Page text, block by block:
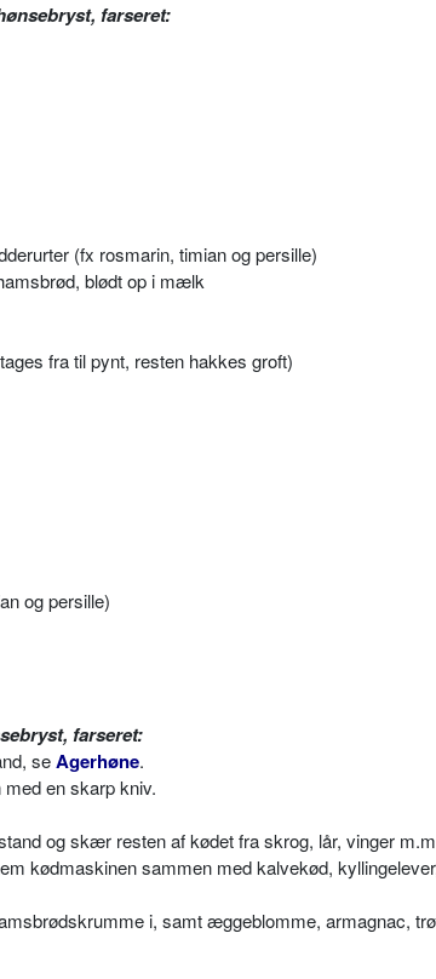
farseret:
(fx rosmarin, timian og persille)
blødt op i mælk
fra til pynt, resten hakkes groft)
og persille)
farseret:
seAgerhøne.
en skarp kniv.
og skær resten af kødet fra skrog, lår, vinger
kødmaskinen sammen med kalvekød,
i, samt æggeblomme, armagnac,